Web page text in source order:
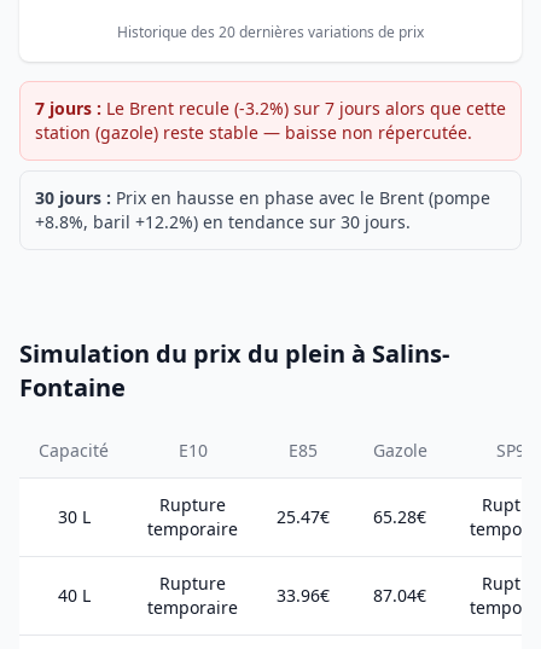
Historique des 20 dernières variations de prix
7 jours : Le Brent recule (-3.2%) sur 7 jours alors que cette
station (gazole) reste stable — baisse non répercutée.
30 jours : Prix en hausse en phase avec le Brent (pompe
+8.8%, baril +12.2%) en tendance sur 30 jours.
Simulation du prix du plein à Salins-
Fontaine
Capacité E10 E85 Gazole SP98
30 L
Rupture
temporaire
25.47€ 65.28€
40 L
Rupture
temporaire
33.96€ 87.04€